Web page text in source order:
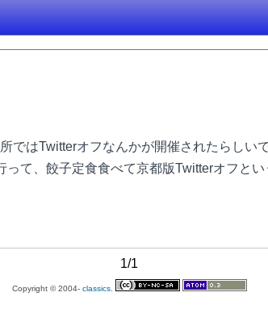
ではTwitterオフなんかが開催されたらしい
て、餃子定食食べて京都版Twitterオフと
1/1
Copyright © 2004- classics.